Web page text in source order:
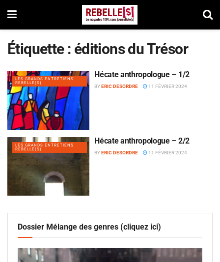
Étiquette : éditions du Trésor
LES GRANDS ENTRETIENS
REBELLE(S)
Hécate anthropologue – 1/2
BYERIC DESORDRE 11 FÉVRIER 2024
LES GRANDS ENTRETIENS
REBELLE(S)
Hécate anthropologue – 2/2
BYERIC DESORDRE 11 FÉVRIER 2024
Dossier Mélange des genres (cliquez ici)